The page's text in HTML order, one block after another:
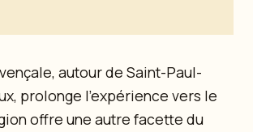
autour de Saint-Paul-
prolonge l’expérience vers le
offre une autre facette du